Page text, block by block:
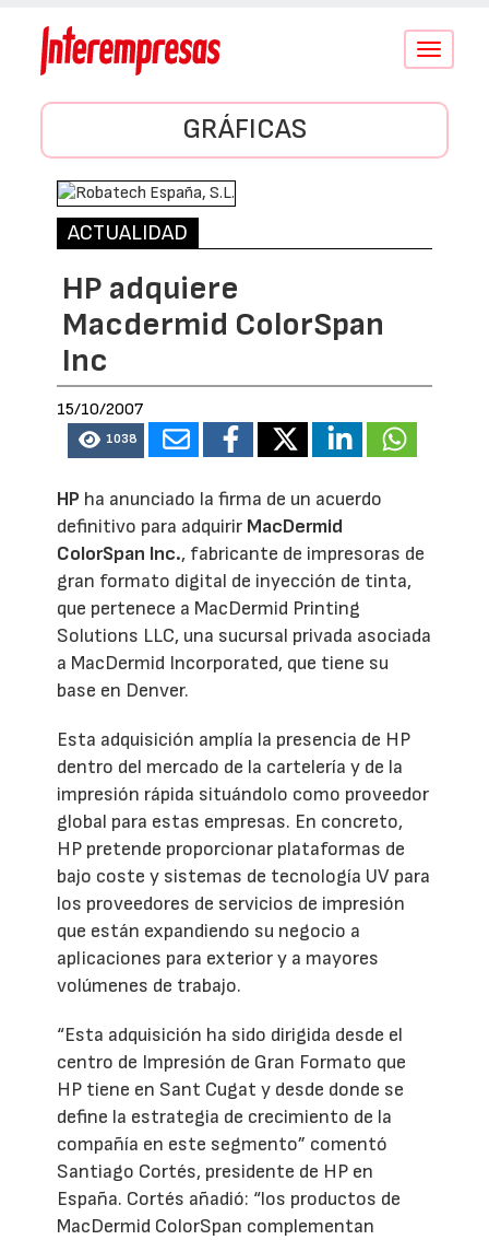
Conmutar
GRÁFICAS
ACTUALIDAD
HP adquiere
Macdermid ColorSpan
Inc
15/10/2007
1038
HP ha anunciado la firma de un acuerdo
definitivo para adquirir MacDermid
ColorSpan Inc., fabricante de impresoras de
gran formato digital de inyección de tinta,
que pertenece a MacDermid Printing
Solutions LLC, una sucursal privada asociada
a MacDermid Incorporated, que tiene su
base en Denver.
Esta adquisición amplía la presencia de HP
dentro del mercado de la cartelería y de la
impresión rápida situándolo como proveedor
global para estas empresas. En concreto,
HP pretende proporcionar plataformas de
bajo coste y sistemas de tecnología UV para
los proveedores de servicios de impresión
que están expandiendo su negocio a
aplicaciones para exterior y a mayores
volúmenes de trabajo.
“Esta adquisición ha sido dirigida desde el
centro de Impresión de Gran Formato que
HP tiene en Sant Cugat y desde donde se
define la estrategia de crecimiento de la
compañía en este segmento” comentó
Santiago Cortés, presidente de HP en
España. Cortés añadió: “los productos de
MacDermid ColorSpan complementan